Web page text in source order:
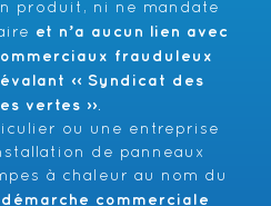
produit, ni ne mandate
et n’a aucun lien avec
frauduleux
‹‹ Syndicat des
vertes ››.
ou une entreprise
de panneaux
à chaleur au nom du
démarche commerciale